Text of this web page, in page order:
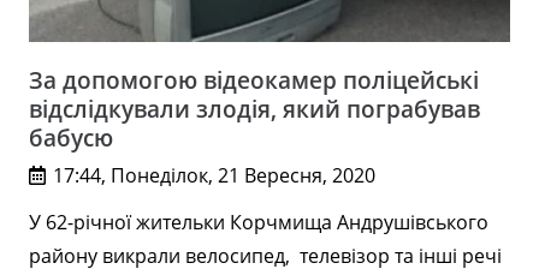
За допомогою відеокамер поліцейські
відслідкували злодія, який пограбував
бабусю
17:44, Понеділок, 21 Вересня, 2020
У 62-річної жительки Корчмища Андрушівського
району викрали велосипед, телевізор та інші речі